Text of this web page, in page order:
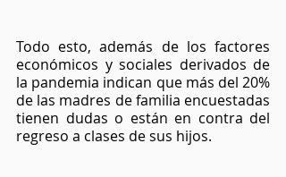
Todo esto, además de los factores
económicos y sociales derivados de
la pandemia indican que más del 20%
de las madres de familia encuestadas
tienen dudas o están en contra del
regreso a clases de sus hijos.